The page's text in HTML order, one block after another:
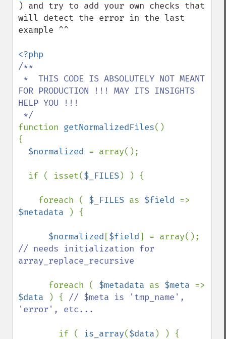
) and try to add your own checks that
will detect the error in the last
example ^^
/**
FOR PRODUCTION !!! MAY ITS INSIGHTS
HELP YOU !!!
function getNormalizedFiles()
{
$normalized = array();
  if ( isset(
$_FILES) ) {
    foreach (
$_FILES as $field
$metadata
) {
$normalized [$field
// needs initialization for
array_replace_recursive
foreach ( $metadata as $meta
$data
) { // $meta is 'tmp_name',
'error', etc...
if ( is_array($data ) ) {